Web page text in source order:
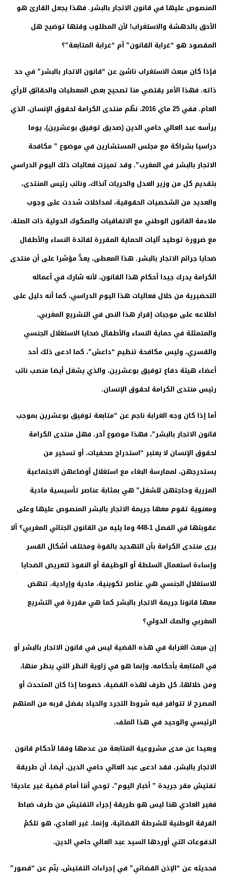
المنصوص عليها في قانون الاتجار بالبشر. فهذا يجعل القارئ هو
الأحق بالدهشة والاستغراب! لأن المطلوب وقتها توضيح هل
المقصود هو “غرابة القانون” أم “غرابة المتابعة”؟
فإذا كان مبعث الاستغراب ناشئ عن “قانون الاتجار بالبشر” في حد
ذاته. فهذا الأمر يقتضي منا تصحيح بعض المعطيات والحقائق للرأي
العام. ففي 25 ماي 2016، نظّم منتدى الكرامة لحقوق الإنسان، الذي
يرأسه عبد العالي حامي الدين (صديق توفيق بوعشرين)، يوما
دراسيا بشراكة مع مجلس المستشارين في موضوع ” مكافحة
الاتجار بالبشر في المغرب”. وقد تميزت فعاليات ذلك اليوم الدراسي
بتقديم كل من وزير العدل والحريات آنذاك، ونائب رئيس المنتدى،
والعديد من الشخصيات الحقوقية، لمداخلات شددت على وجوب
ملاءمة القانون الوطني مع الاتفاقيات والصكوك الدولية ذات الصلة،
مع ضرورة توطيد آليات الحماية المقررة لفائدة النساء والأطفال
ضحايا جرائم الاتجار بالبشر. هذا المعطى، يعدُّ مؤشرا على أن منتدى
الكرامة يدرك جيدا أحكام هذا القانون، لأنه شارك في أعماله
التحضيرية من خلال فعاليات هذا اليوم الدراسي، كما أنه دليل على
اطلاعه على موجبات إقرار هذا النص في التشريع المغربي،
والمتمثلة في حماية النساء والأطفال ضحايا الاستغلال الجنسي
والقسري، وليس مكافحة تنظيم “داعش”، كما ادعى ذلك أحد
أعضاء هيئة دفاع توفيق بوعشرين، والذي يشغل أيضا منصب نائب
رئيس منتدى الكرامة لحقوق الإنسان.
أما إذا كان وجه الغرابة ناجم عن “متابعة توفيق بوعشرين بموجب
قانون الاتجار بالبشر”، فهذا موضوع آخر. فهل منتدى الكرامة
لحقوق الإنسان لا يعتبر “استدراج صحفيات، أو تسخير من
يستدرجهن، لممارسة البغاء مع استغلال أوضاعهن الاجتماعية
المزرية وحاجتهن للشغل” هي بمثابة عناصر تأسيسية مادية
ومعنوية تقوم معها جريمة الاتجار بالبشر المنصوص عليها وعلى
عقوبتها في الفصل 1-448 وما يليه من القانون الجنائي المغربي؟ ألا
يرى منتدى الكرامة بأن التهديد بالقوة ومختلف أشكال القسر
وإساءة استعمال السلطة أو الوظيفة أو النفوذ لتعريض الضحايا
للاستغلال الجنسي هي عناصر تكوينية، مادية وإرادية، تنهض
معها قانونا جريمة الاتجار بالبشر كما هي مقررة في التشريع
المغربي والصك الدولي؟
إن مبعث الغرابة في هذه القضية ليس في قانون الاتجار بالبشر أو
في المتابعة بأحكامه، وإنما هو في زاوية النظر التي ينظر منها،
ومن خلالها، كل طرف لهذه القضية، خصوصا إذا كان المتحدث أو
المصرح لا تتوافر فيه شروط التجرد والحياد بفضل قربه من المتهم
الرئيسي والوحيد في هذا الملف.
وبعيدا عن مدى مشروعية المتابعة من عدمها وفقا لأحكام قانون
الاتجار بالبشر، فقد ادعى عبد العالي حامي الدين، أيضا، أن طريقة
تفتيش مقر جريدة ” أخبار اليوم”، توحي أننا أمام قضية غير عادية!
فغير العادي هنا ليس هو طريقة إجراء التفتيش من طرف ضباط
الفرقة الوطنية للشرطة القضائية، وإنما، غير العادي، هو تلكمْ
الدفوعات التي أوردها السيد عبد العالي حامي الدين.
فحديثه عن “الإذن القضائي” في إجراءات التفتيش، ينّم عن “قصور”